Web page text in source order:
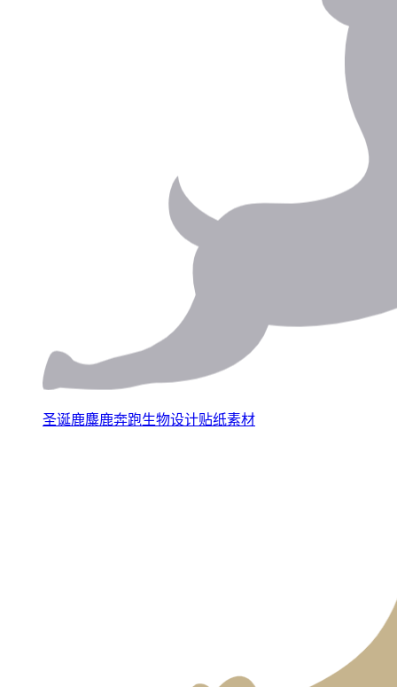
圣诞鹿麋鹿奔跑生物设计贴纸素材